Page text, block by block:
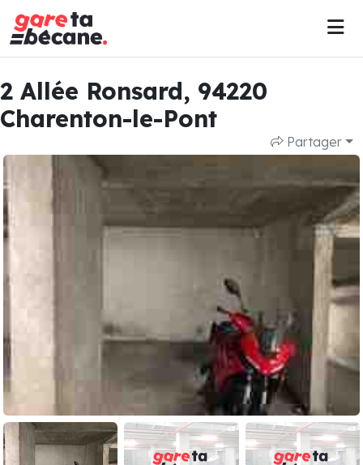
2 Allée Ronsard, 94220
Charenton-le-Pont
Partager